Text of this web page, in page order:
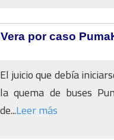
por caso
El juicio que debía
la quema de buses
de...Leer más